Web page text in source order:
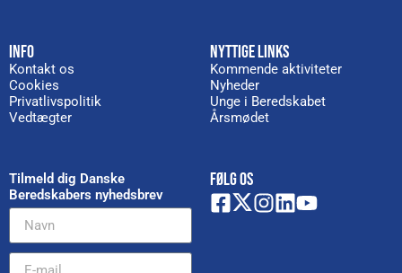
INFO
Kontakt os
Cookies
Privatlivspolitik
Vedtægter
NYTTIGE LINKS
Kommende aktiviteter
Nyheder
Unge i Beredskabet
Årsmødet
Tilmeld dig Danske
Beredskabers nyhedsbrev
FØLG OS